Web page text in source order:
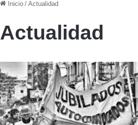
Inicio / Actualidad
Actualidad